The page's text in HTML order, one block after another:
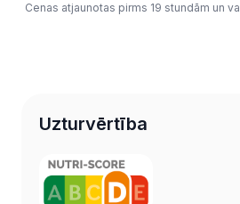
Cenas atjaunotas pirms 19 stundām un
Uzturvērtība